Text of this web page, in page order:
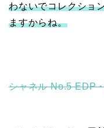
わないでコレクショ
ますからね。
シャネル No.5 EDP